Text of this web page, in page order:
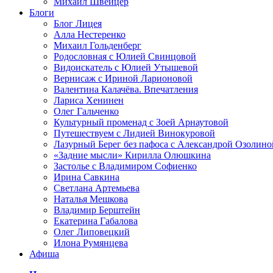
Блоги
Блог Лицея
Алла Нестеренко
Михаил Гольденберг
Родословная с Юлией Свинцовой
Видоискатель с Юлией Утышевой
Вернисаж с Ириной Ларионовой
Валентина Калачёва. Впечатления
Лариса Хенинен
Олег Гальченко
Культурный променад с Зоей Арнаутовой
Путешествуем с Лидией Винокуровой
Лазурный Берег без пафоса с Александрой
«Задние мысли» Кирилла Олюшкина
Застолье с Владимиром Софиенко
Ирина Савкина
Светлана Артемьева
Наталья Мешкова
Владимир Берштейн
Екатерина Габалова
Олег Липовецкий
Илона Румянцева
Афиша